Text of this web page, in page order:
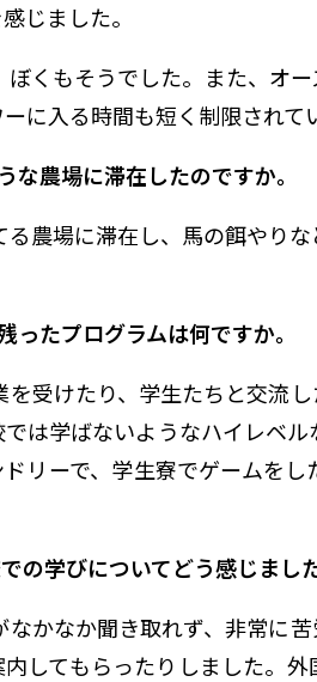
じました。
くもそうでした。また、オ
に入る時間も短く制限されて
農場に滞在したのですか。
農場に滞在し、馬の餌やり
たプログラムは何ですか。
受けたり、学生たちと交流
は学ばないようなハイレベ
リーで、学生寮でゲームを
の学びについてどう感じました
なかなか聞き取れず、非常に
してもらったりしました。